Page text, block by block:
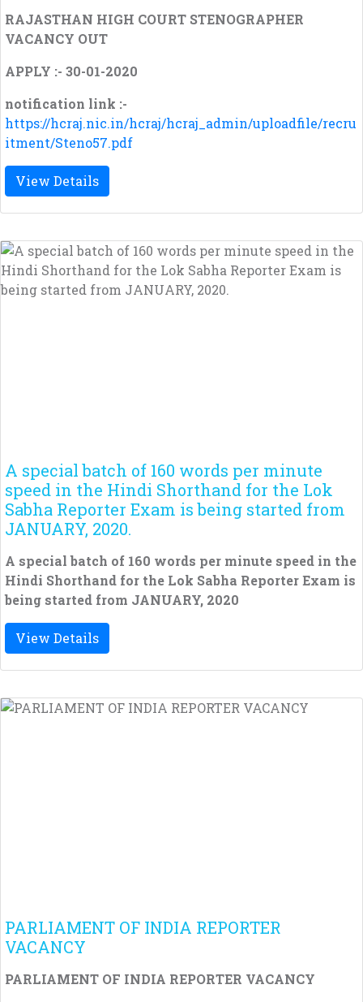
RAJASTHAN HIGH COURT STENOGRAPHER
VACANCY OUT
APPLY :- 30-01-2020
notification link :-
https://hcraj.nic.in/hcraj/hcraj_admin/uploadfile/recru
itment/Steno57.pdf
View Details
A special batch of 160 words per minute
speed in the Hindi Shorthand for the Lok
Sabha Reporter Exam is being started from
JANUARY, 2020.
A special batch of 160 words per minute speed in the
Hindi Shorthand for the Lok Sabha Reporter Exam is
being started from JANUARY, 2020
View Details
PARLIAMENT OF INDIA REPORTER
VACANCY
PARLIAMENT OF INDIA REPORTER VACANCY